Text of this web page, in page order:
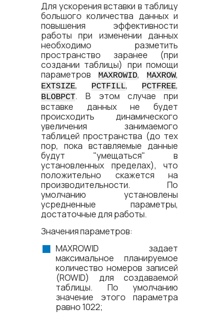
Для ускорения вставки в таблицу
большого количества данных и
повышения эффективности
работы при изменении данных
необходимо разметить
пространство заранее (при
создании таблицы) при помощи
параметров
MAXROWID, MAXROW,
EXTSIZE, PCTFILL, PCTFREE,
BLOBPCT. В этом случае при
вставке данных не будет
происходить динамического
увеличения занимаемого
таблицей пространства (до тех
пор, пока вставляемые данные
будут "умещаться" в
установленных пределах), что
положительно скажется на
производительности. По
умолчанию установлены
усредненные параметры,
достаточные для работы.
Значения параметров:
MAXROWID задает
максимальное планируемое
количество номеров записей
(ROWID) для создаваемой
таблицы. По умолчанию
значение этого параметра
равно 1022;